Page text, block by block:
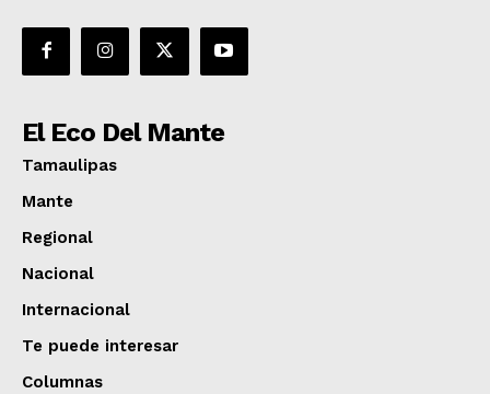
El Eco Del Mante
Tamaulipas
Mante
Regional
Nacional
Internacional
Te puede interesar
Columnas